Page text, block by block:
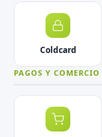
Coldcard
PAGOS Y COMERCIO